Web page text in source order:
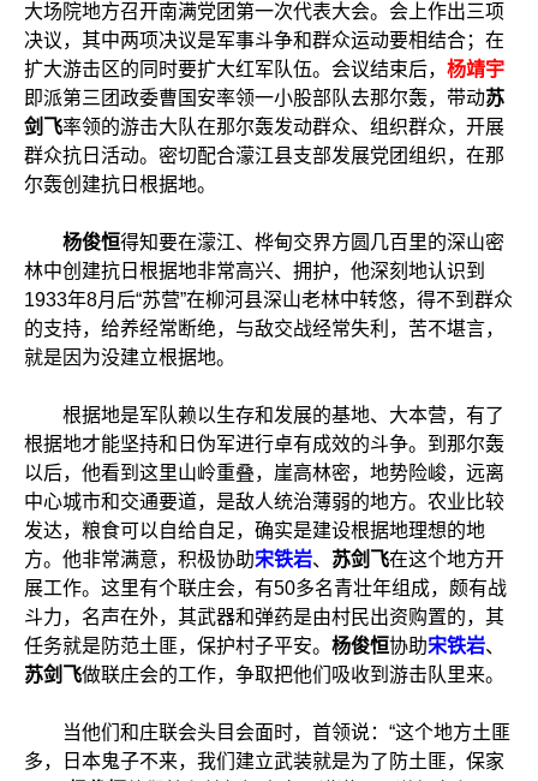
大场院地方召开南满党团第一次代表大会。会上作出三项
决议，其中两项决议是军事斗争和群众运动要相结合；在
扩大游击区的同时要扩大红军队伍。会议结束后， 杨靖宇
即派第三团政委曹国安率领一小股部队去那尔轰，带动苏
剑飞率领的游击大队在那尔轰发动群众、组织群众，开展
群众抗日活动。密切配合濛江县支部发展党团组织，在那
尔轰创建抗日根据地。
杨俊恒得知要在濛江、桦甸交界方圆几百里的深山密
林中创建抗日根据地非常高兴、拥护，他深刻地认识到
1933年8月后“苏营”在柳河县深山老林中转悠，得不到群众
的支持，给养经常断绝，与敌交战经常失利，苦不堪言，
就是因为没建立根据地。
根据地是军队赖以生存和发展的基地、大本营，有了
根据地才能坚持和日伪军进行卓有成效的斗争。到那尔轰
以后，他看到这里山岭重叠，崖高林密，地势险峻，远离
中心城市和交通要道，是敌人统治薄弱的地方。农业比较
发达，粮食可以自给自足，确实是建设根据地理想的地
方。他非常满意，积极协助宋铁岩、 苏剑飞在这个地方开
展工作。这里有个联庄会，有50多名青壮年组成，颇有战
斗力，名声在外，其武器和弹药是由村民出资购置的，其
任务就是防范土匪，保护村子平安。 杨俊恒协助宋铁岩、
苏剑飞做联庄会的工作，争取把他们吸收到游击队里来。
当他们和庄联会头目会面时，首领说：“这个地方土匪
多，日本鬼子不来，我们建立武装就是为了防土匪，保家